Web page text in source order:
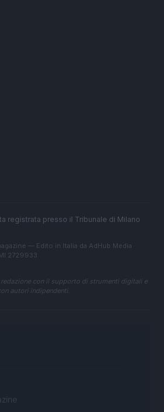
registrata presso il Tribunale di Milano
— Edito in Italia da AdHub Media
2729933
con il supporto di strumenti digitali e
autori indipendenti.